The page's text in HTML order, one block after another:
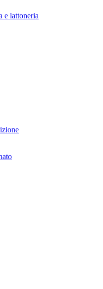
e lattoneria